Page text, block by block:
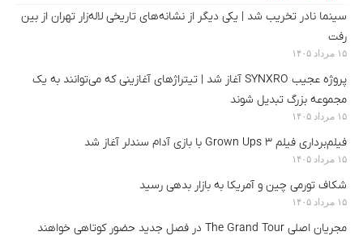
سینما نادر تخریب شد | یکی دیگر از نشانه‌های تاریخی لاله‌زار تهران از بین
رفت
۱۵ مرداد ۱۴۰۵
پروژه عجیب SYNXRO آغاز شد | تیتراژهای آغازینی که می‌توانند به یک
مجموعه بزرگ تبدیل شوند
۱۵ مرداد ۱۴۰۵
فیلم‌برداری فیلم Grown Ups 3 با بازی آدام سندلر آغاز شد
۱۵ مرداد ۱۴۰۵
شکاف تورمی چین و آمریکا به بازار بدهی رسید
۱۵ مرداد ۱۴۰۵
مجریان اصلی The Grand Tour در فصل جدید حضور کوتاهی خواهند